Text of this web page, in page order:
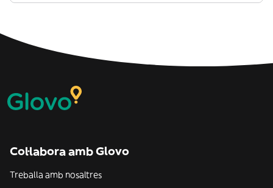
Col·labora amb Glovo
Treballa amb nosaltres